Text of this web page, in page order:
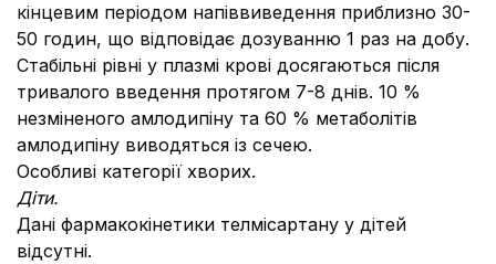
кінцевим періодом напіввиведення приблизно 30-
50 годин, що відповідає дозуванню 1 раз на добу.
Стабільні рівні у плазмі крові досягаються після
тривалого введення протягом 7-8 днів. 10 %
незміненого амлодипіну та 60 % метаболітів
амлодипіну виводяться із сечею.
Особливі категорії хворих.
Діти.
Дані фармакокінетики телмісартану у дітей
відсутні.